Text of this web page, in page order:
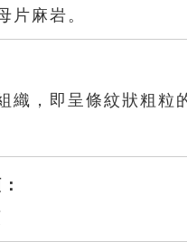
片麻岩。
織，即呈條紋狀粗粒